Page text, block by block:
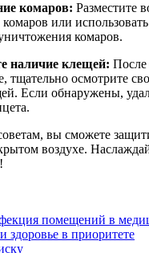
комаров: Разместите
комаров или
комаров.
наличие клещей: После
тщательно осмотрите
Если обнаружены,
вы сможете
воздухе.
помещений в
здоровье в приоритете